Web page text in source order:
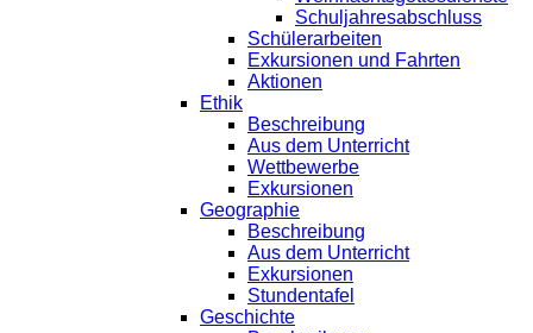
Schuljahresabschluss
Schülerarbeiten
Exkursionen und Fahrten
Aktionen
Ethik
Beschreibung
Aus dem Unterricht
Wettbewerbe
Exkursionen
Geographie
Beschreibung
Aus dem Unterricht
Exkursionen
Stundentafel
Geschichte